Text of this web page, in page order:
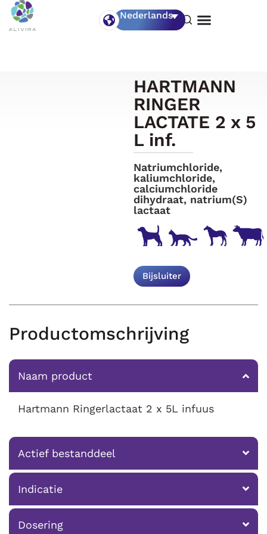
Nederlands
HARTMANN
RINGER
LACTATE 2 x 5
L inf.
Natriumchloride,
kaliumchloride,
calciumchloride
dihydraat, natrium(S)
lactaat
Bijsluiter
Productomschrijving
Naam product
Hartmann Ringerlactaat 2 x 5L infuus
Actief bestanddeel
Indicatie
Dosering